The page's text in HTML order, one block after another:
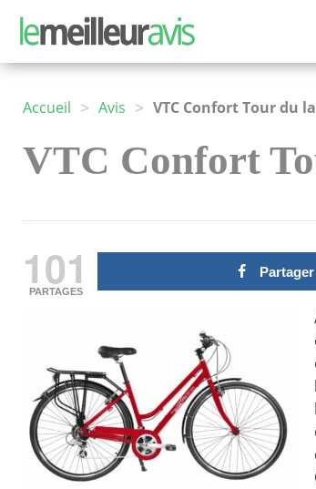
Accueil > Avis > VTC Confort Tour du
VTC Confort
101
PARTAGES
Partager